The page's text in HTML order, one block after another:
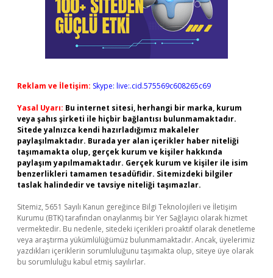
Reklam ve İletişim: Skype: live:.cid.575569c608265c69
Yasal Uyarı: Bu internet sitesi, herhangi bir marka, kurum
veya şahıs şirketi ile hiçbir bağlantısı bulunmamaktadır.
Sitede yalnızca kendi hazırladığımız makaleler
paylaşılmaktadır. Burada yer alan içerikler haber niteliği
taşımamakta olup, gerçek kurum ve kişiler hakkında
paylaşım yapılmamaktadır. Gerçek kurum ve kişiler ile isim
benzerlikleri tamamen tesadüfidir. Sitemizdeki bilgiler
taslak halindedir ve tavsiye niteliği taşımazlar.
Sitemiz, 5651 Sayılı Kanun gereğince Bilgi Teknolojileri ve İletişim
Kurumu (BTK) tarafından onaylanmış bir Yer Sağlayıcı olarak hizmet
vermektedir. Bu nedenle, sitedeki içerikleri proaktif olarak denetleme
veya araştırma yükümlülüğümüz bulunmamaktadır. Ancak, üyelerimiz
yazdıkları içeriklerin sorumluluğunu taşımakta olup, siteye üye olarak
bu sorumluluğu kabul etmiş sayılırlar.